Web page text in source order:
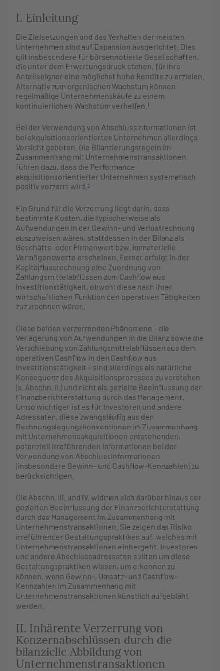
I. Einleitung
Die Zielsetzungen und das Verhalten der meisten
Unternehmen sind auf Expansion ausgerichtet. Dies
gilt insbesondere für börsennotierte Gesellschaften,
die unter dem Erwartungsdruck stehen, für ihre
Anteilseigner eine möglichst hohe Rendite zu erzielen.
Alternativ zum organischen Wachstum können
regelmäßige Unternehmenskäufe zu einem
kontinuierlichen Wachstum verhelfen. 1
Bei der Verwendung von Abschlussinformationen ist
bei akquisitionsorientierten Unternehmen allerdings
Vorsicht geboten. Die Bilanzierungsregeln im
Zusammenhang mit Unternehmenstransaktionen
führen dazu, dass die Performance
akquisitionsorientierter Unternehmen systematisch
positiv verzerrt wird. 2
Ein Grund für die Verzerrung liegt darin, dass
bestimmte Kosten, die typischerweise als
Aufwendungen in der Gewinn- und Verlustrechnung
auszuweisen wären, stattdessen in der Bilanz als
Geschäfts- oder Firmenwert bzw. immaterielle
Vermögenswerte erscheinen. Ferner erfolgt in der
Kapitalflussrechnung eine Zuordnung von
Zahlungsmittelabflüssen zum Cashflow aus
Investitionstätigkeit, obwohl diese nach ihrer
wirtschaftlichen Funktion den operativen Tätigkeiten
zuzurechnen wären.
Diese beiden verzerrenden Phänomene – die
Verlagerung von Aufwendungen in die Bilanz sowie die
Verschiebung von Zahlungsmittelabflüssen aus dem
operativen Cashflow in den Cashflow aus
Investitionstätigkeit – sind allerdings als natürliche
Konsequenz des Akquisitionsprozesses zu verstehen
(s. Abschn. II.) und nicht als gezielte Beeinflussung der
Finanzberichterstattung durch das Management.
Umso wichtiger ist es für Investoren und andere
Adressaten, diese zwangsläufig aus den
Rechnungslegungskonventionen im Zusammenhang
mit Unternehmensakquisitionen entstehenden,
potenziell irreführenden Informationen bei der
Verwendung von Abschlussinformationen
(insbesondere Gewinn- und Cashflow-Kennzahlen) zu
berücksichtigen.
Die Abschn. III. und IV. widmen sich darüber hinaus der
gezielten Beeinflussung der Finanzberichterstattung
durch das Management im Zusammenhang mit
Unternehmenstransaktionen. Sie zeigen das Risiko
irreführender Gestaltungspraktiken auf, welches mit
Unternehmenstransaktionen einhergeht. Investoren
und andere Abschlussadressaten sollten um diese
Gestaltungspraktiken wissen, um erkennen zu
können, wenn Gewinn-, Umsatz- und Cashflow-
Kennzahlen im Zusammenhang mit
Unternehmenstransaktionen künstlich aufgebläht
werden.
II. Inhärente Verzerrung von
Konzernabschlüssen durch die
bilanzielle Abbildung von
Unternehmenstransaktionen